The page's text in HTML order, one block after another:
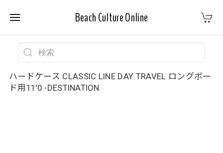
Beach Culture Online
ハードケース CLASSIC LINE DAY TRAVEL ロングボー
ド用11'0 -DESTINATION